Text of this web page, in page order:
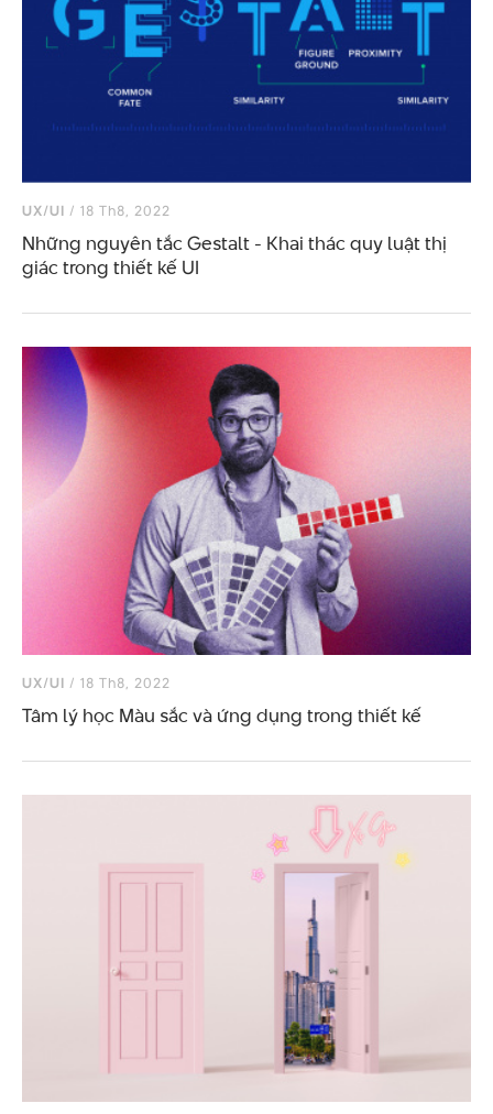
UX/UI / 18 Th8, 2022
Những nguyên tắc Gestalt - Khai thác quy luật thị
giác trong thiết kế UI
UX/UI / 18 Th8, 2022
Tâm lý học Màu sắc và ứng dụng trong thiết kế